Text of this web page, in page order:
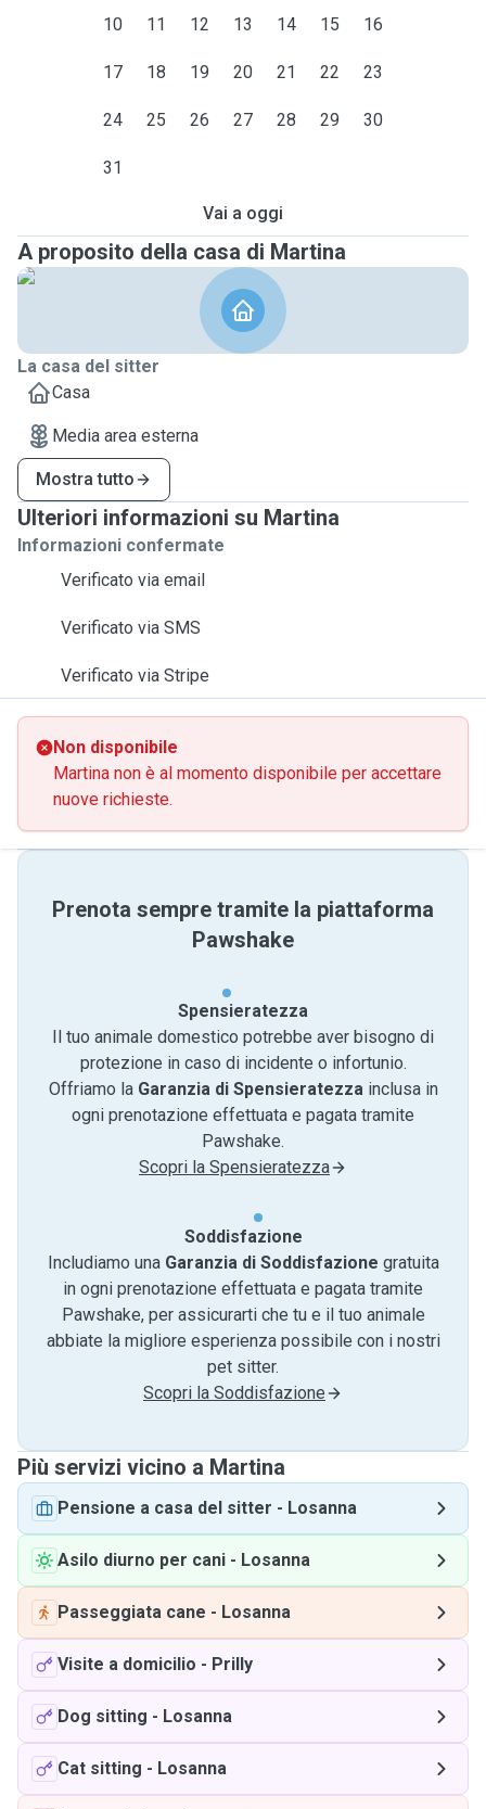
10 11 12 13 14 15 16
17 18 19 20 21 22 23
24 25 26 27 28 29 30
31
Vai a oggi
A proposito della casa di Martina
La casa del sitter
Casa
Media area esterna
Mostra tutto
Ulteriori informazioni su Martina
Informazioni confermate
Verificato via email
Verificato via SMS
Verificato via Stripe
Non disponibile
Martina non è al momento disponibile per accettare
nuove richieste.
Prenota sempre tramite la piattaforma
Pawshake
Spensieratezza
Il tuo animale domestico potrebbe aver bisogno di
protezione in caso di incidente o infortunio.
Offriamo la Garanzia di Spensieratezzainclusa in
ogni prenotazione effettuata e pagata tramite
Pawshake.
Scopri la Spensieratezza
Soddisfazione
Includiamo una Garanzia di Soddisfazione gratuita
in ogni prenotazione effettuata e pagata tramite
Pawshake, per assicurarti che tu e il tuo animale
abbiate la migliore esperienza possibile con i nostri
pet sitter.
Scopri la Soddisfazione
Più servizi vicino a Martina
Pensione a casa del sitter - Losanna
Asilo diurno per cani - Losanna
Passeggiata cane - Losanna
Visite a domicilio - Prilly
Dog sitting - Losanna
Cat sitting - Losanna